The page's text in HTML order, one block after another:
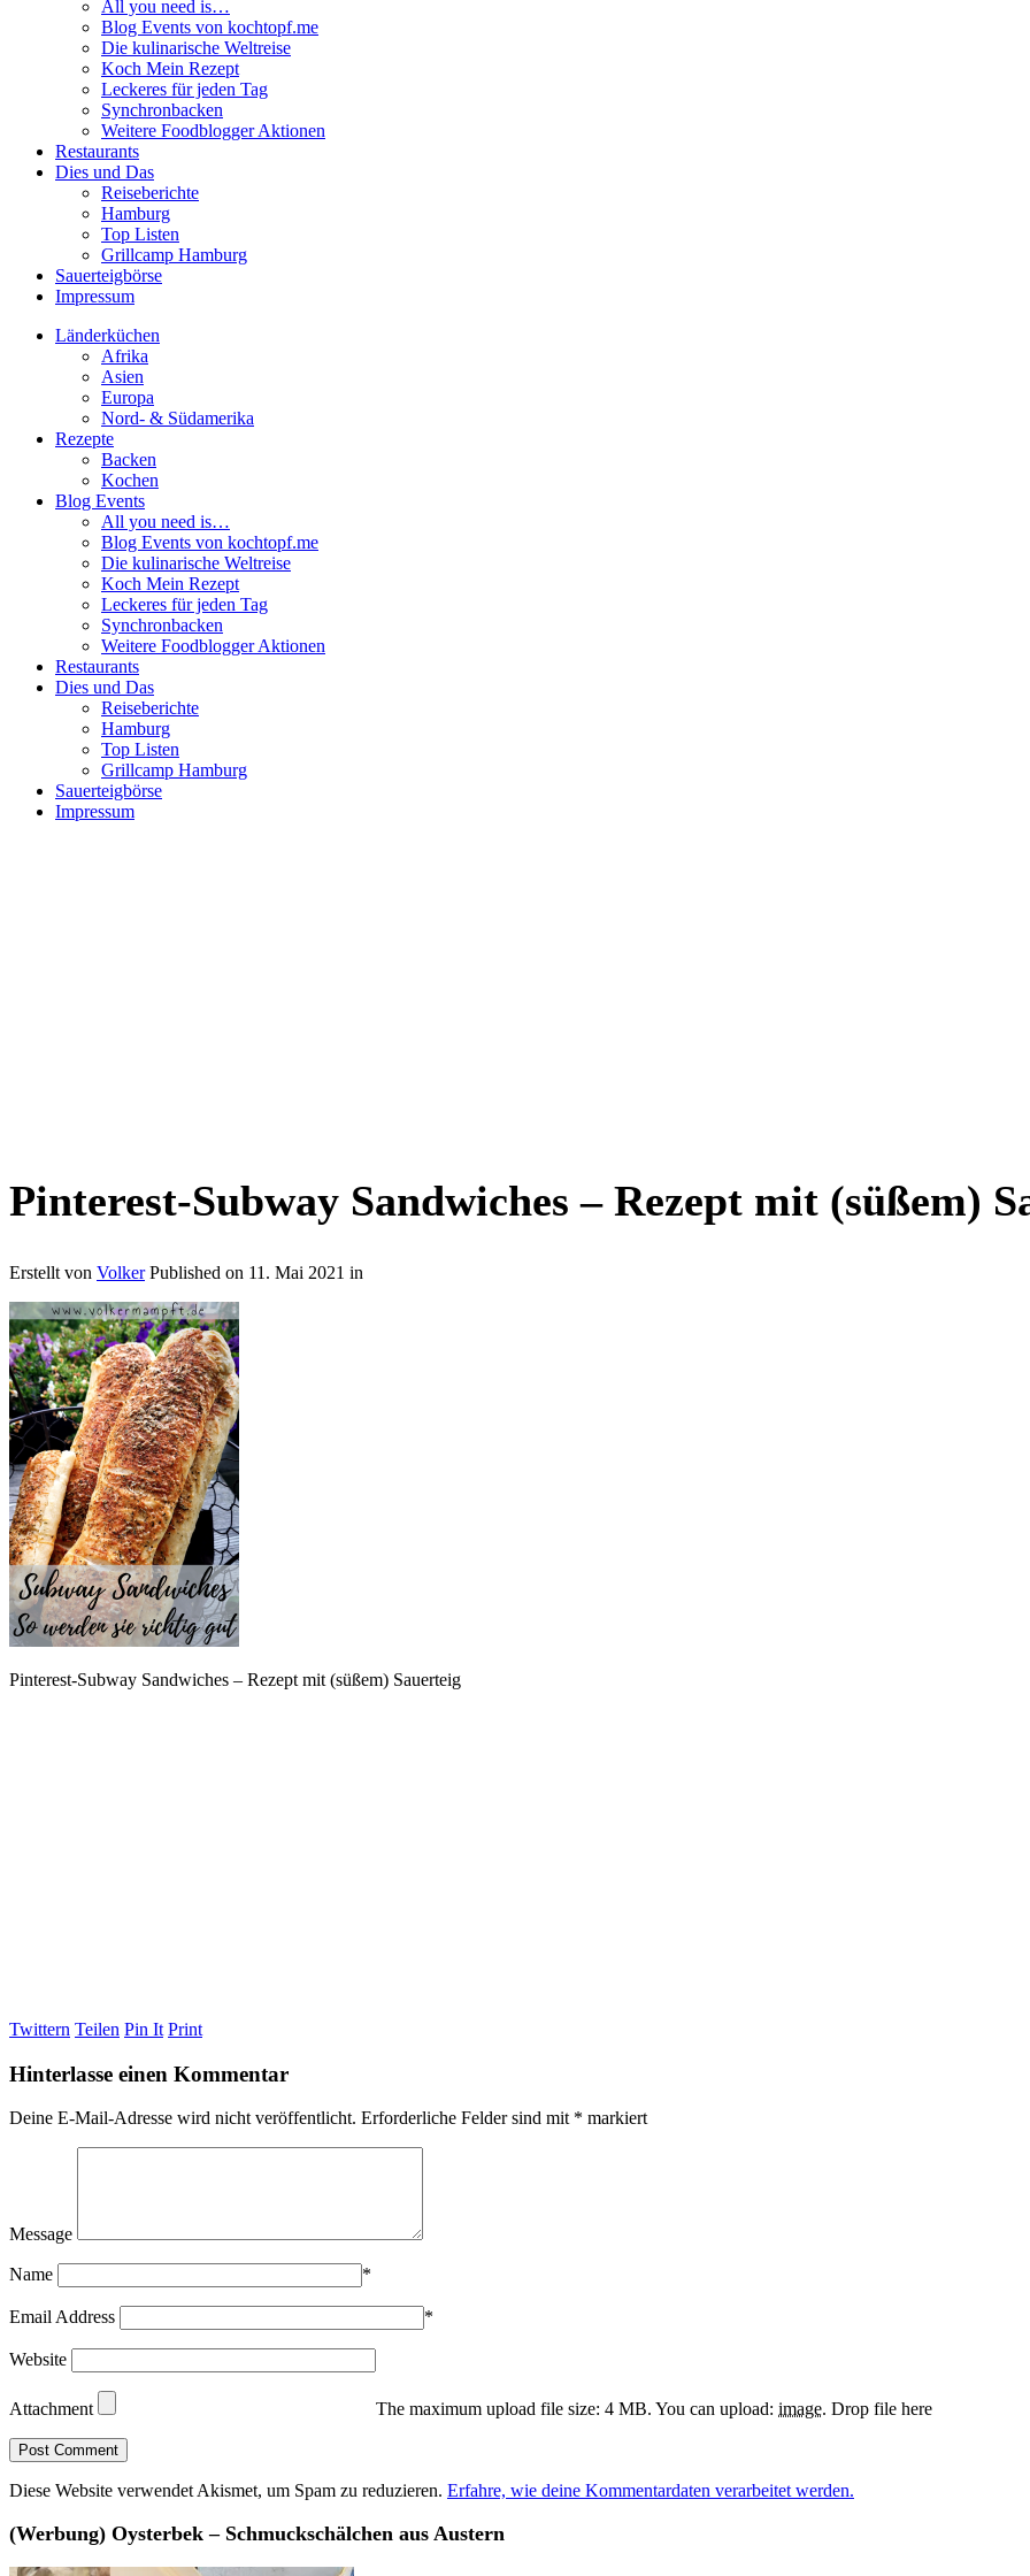
All you need is…
Blog Events von kochtopf.me
Die kulinarische Weltreise
Koch Mein Rezept
Leckeres für jeden Tag
Synchronbacken
Weitere Foodblogger Aktionen
Restaurants
Dies und Das
Reiseberichte
Hamburg
Top Listen
Grillcamp Hamburg
Sauerteigbörse
Impressum
Länderküchen
Afrika
Asien
Europa
Nord- & Südamerika
Rezepte
Backen
Kochen
Blog Events
All you need is…
Blog Events von kochtopf.me
Die kulinarische Weltreise
Koch Mein Rezept
Leckeres für jeden Tag
Synchronbacken
Weitere Foodblogger Aktionen
Restaurants
Dies und Das
Reiseberichte
Hamburg
Top Listen
Grillcamp Hamburg
Sauerteigbörse
Impressum
Pinterest-Subway Sandwiches – Rezept mit (süßem)
Erstellt von Volker Published on 11. Mai 2021 in
Pinterest-Subway Sandwiches – Rezept mit (süßem) Sauerteig
Twittern Teilen Pin It Print
Hinterlasse einen Kommentar
Deine E-Mail-Adresse wird nicht veröffentlicht. Erforderliche Felder sind mit * markiert
Message
Name *
Email Address *
Website
Attachment The maximum upload file size: 4 MB. You can upload: image. Drop file here
Diese Website verwendet Akismet, um Spam zu reduzieren. Erfahre, wie deine Kommentardaten verarbeitet werden.
(Werbung) Oysterbek – Schmuckschälchen aus Austern